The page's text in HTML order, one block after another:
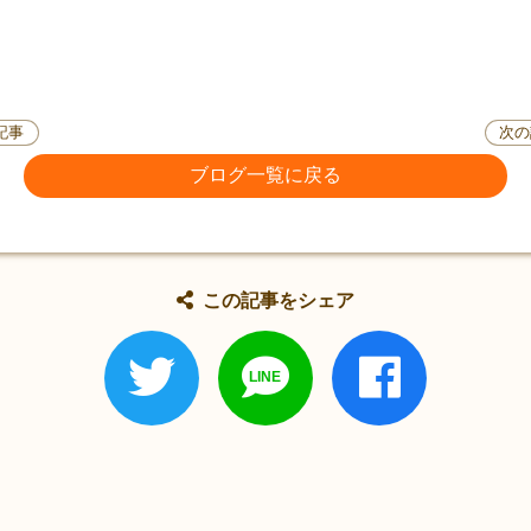
事
ブログ一覧に戻る
次
この記事をシェア